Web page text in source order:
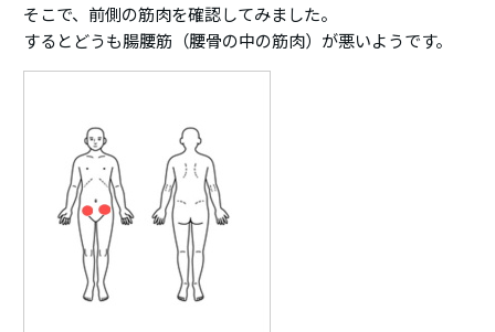
そこで、前側の筋肉を確認してみました。
するとどうも腸腰筋（腰骨の中の筋肉）が悪いようです。